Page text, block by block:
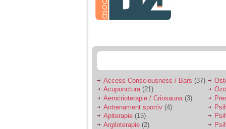
De 4 ani am o relatie
serioasa cu un barbat
sa se manifeste o
Ma aflu aici pentru ca
vreau sa stiu daca am
nevoie de un psiholog
sau psihiatru.
Access Consciousness / Bars (37)
Acupunctura(21)
Aerocrioterapie / Criosauna (3)
Antrenament sportiv (4)
Apiterapie (15)
Argiloterapie (2)